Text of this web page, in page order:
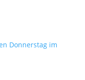
Donnerstag im